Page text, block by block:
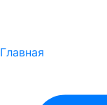
Главная